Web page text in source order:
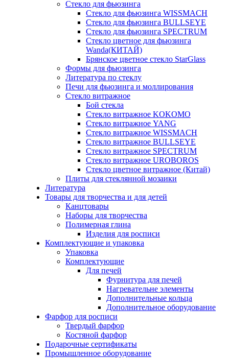
Стекло для фьюзинга
Стекло для фьюзинга WISSMACH
Стекло для фьюзинга BULLSEYE
Стекло для фьюзинга SPECTRUM
Стекло цветное для фьюзинга
Wanda(КИТАЙ)
Брянское цветное стекло StarGlass
Формы для фьюзинга
Литература по стеклу
Печи для фьюзинга и моллирования
Стекло витражное
Бой стекла
Стекло витражное KOKOMO
Стекло витражное YANG
Стекло витражное WISSMACH
Стекло витражное BULLSEYE
Стекло витражное SPECTRUM
Стекло витражное UROBOROS
Стекло цветное витражное (Китай)
Плиты для стеклянной мозаики
Литература
Товары для творчества и для детей
Канцтовары
Наборы для творчества
Полимерная глина
Изделия для росписи
Комплектующие и упаковка
Упаковка
Комплектующие
Для печей
Фурнитура для печей
Нагревательне элементы
Дополнительные кольца
Дополнительное оборудование
Фарфор для росписи
Твердый фарфор
Костяной фарфор
Подарочные сертификаты
Промышленное оборудование